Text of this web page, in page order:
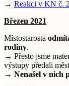
→ Reakci v KN č. 2
Březen 2021
Místostarosta
rodiny.
→ Přesto jsme
výstupy předali
→ Nenašel v nich